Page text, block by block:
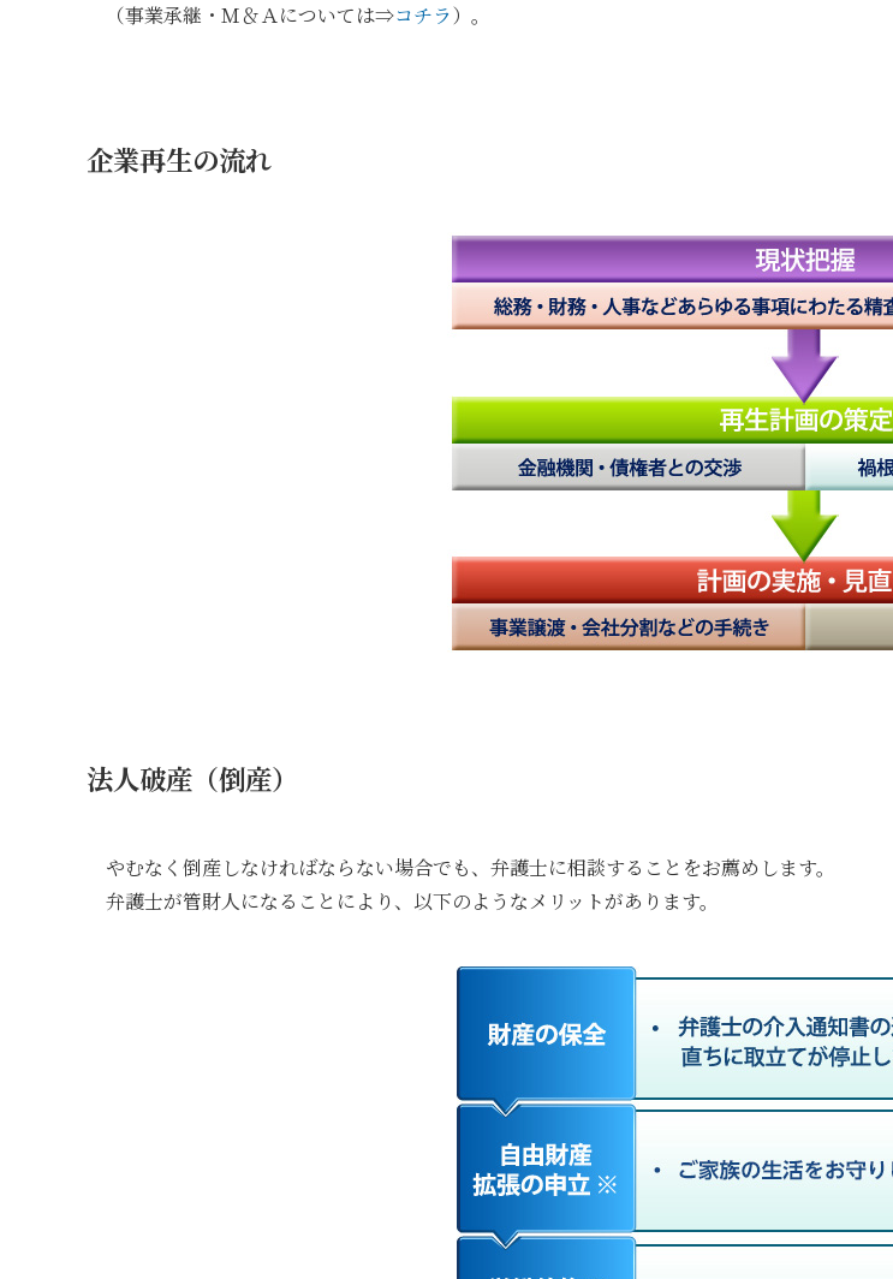
（事業承継・Ｍ＆Ａについては⇒コチラ）。
企業再生の流れ
法人破産（倒産）
やむなく倒産しなければならない場合でも、弁護士に相談することをお薦めします。
弁護士が管財人になることにより、以下のようなメリットがあります。